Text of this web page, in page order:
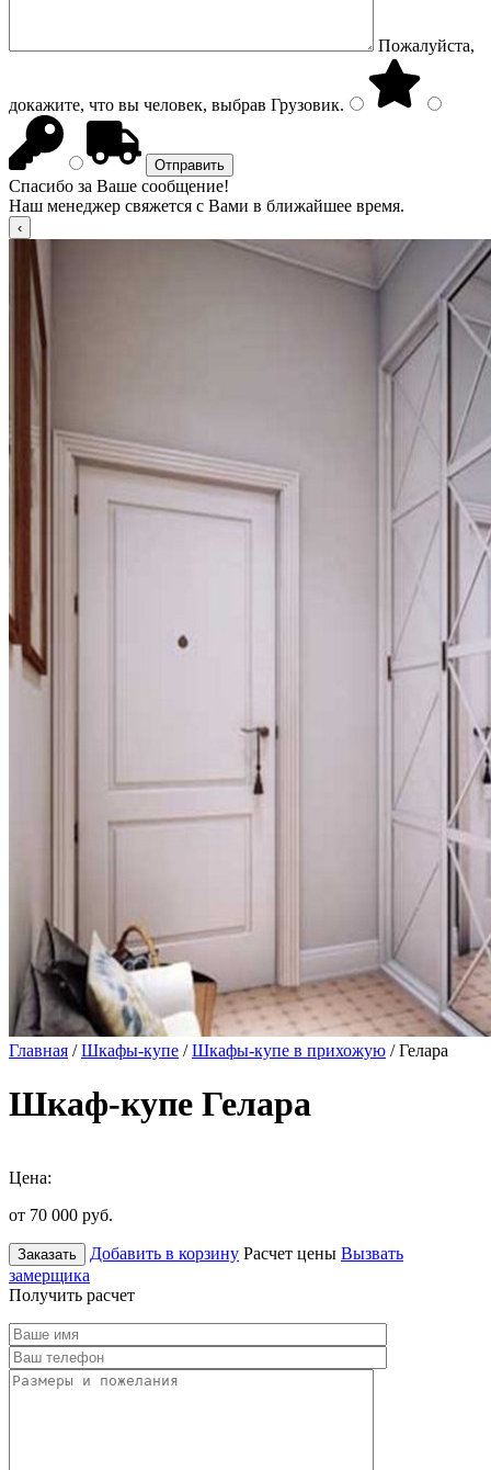
Пожалуйста,
докажите, что вы человек, выбрав Грузовик.
Спасибо за Ваше сообщение!
Наш менеджер свяжется с Вами в ближайшее время.
Главная /Шкафы-купе /Шкафы-купе в прихожую / Гелара
Шкаф-купе Гелара
Цена:
от 70 000 руб.
Заказать Добавить в корзину Расчет цены Вызвать
замерщика
Получить расчет